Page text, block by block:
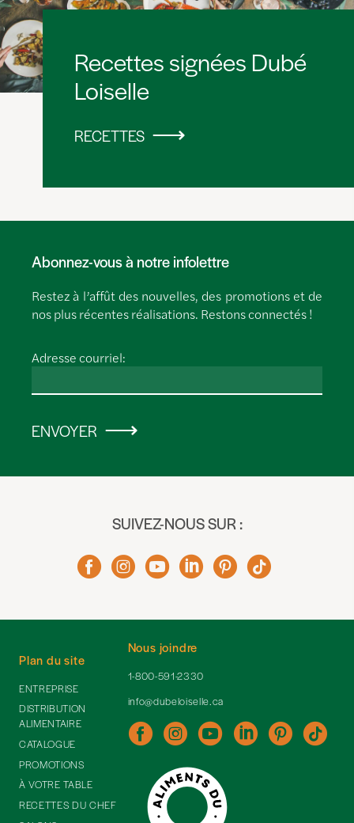
Recettes signées Dubé
Loiselle
RECETTES
Abonnez-vous à notre infolettre
Restez à l’affût des nouvelles, des promotions et de
nos plus récentes réalisations. Restons connectés !
Adresse courriel:
ENVOYER
SUIVEZ-NOUS SUR :
Nous joindre
1-800-591-2330
info@dubeloiselle.ca
Plan du site
ENTREPRISE
DISTRIBUTION
ALIMENTAIRE
CATALOGUE
PROMOTIONS
À VOTRE TABLE
RECETTES DU CHEF